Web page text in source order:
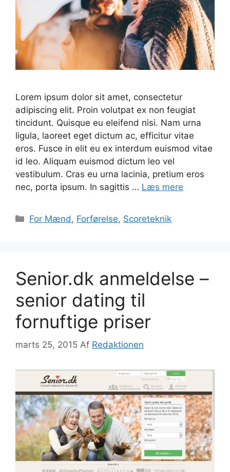
Lorem ipsum dolor sit amet, consectetur
adipiscing elit. Proin volutpat ex non feugiat
tincidunt. Quisque eu eleifend nisi. Nam urna
ligula, laoreet eget dictum ac, efficitur vitae
eros. Fusce in elit eu ex interdum euismod vitae
id leo. Aliquam euismod dictum leo vel
vestibulum. Cras eu urna lacinia, pretium eros
nec, porta ipsum. In sagittis … Læs mere
Kategorier
For Mænd, Forførelse, Scoreteknik
Senior.dk anmeldelse –
senior dating til
fornuftige priser
marts 25, 2015 Af Redaktionen